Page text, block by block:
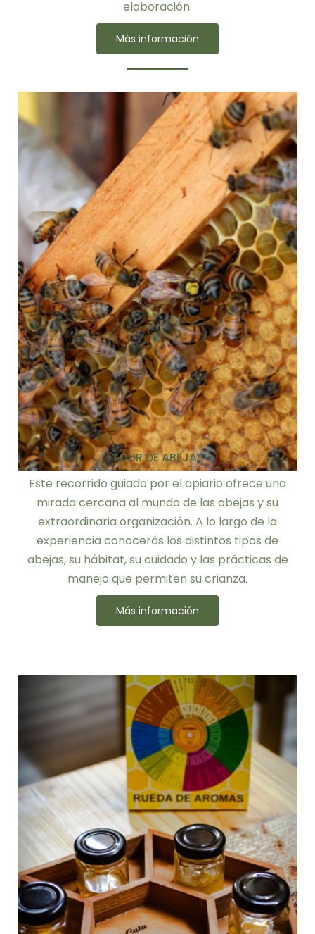
elaboración.
Más información
TOUR DE ABEJAS
Este recorrido guiado por el apiario ofrece una
mirada cercana al mundo de las abejas y su
extraordinaria organización. A lo largo de la
experiencia conocerás los distintos tipos de
abejas, su hábitat, su cuidado y las prácticas de
manejo que permiten su crianza.
Más información